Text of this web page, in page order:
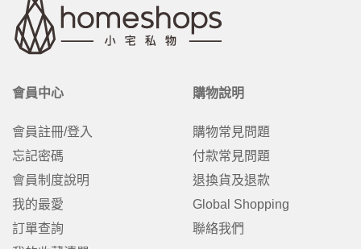
會員中心
會員註冊/登入
忘記密碼
會員制度說明
我的最愛
訂單查詢
購物說明
購物常見問題
付款常見問題
退換貨及退款
Global Shopping
聯絡我們